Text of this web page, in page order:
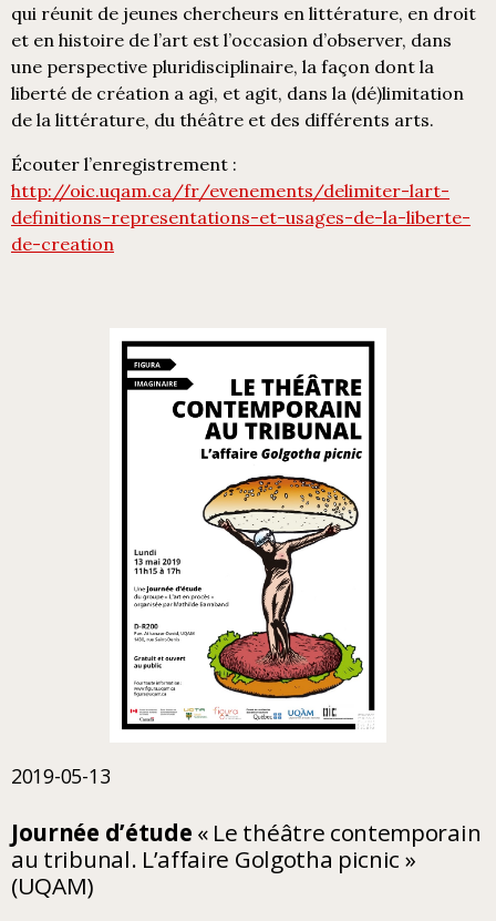
qui réunit de jeunes chercheurs en littérature, en droit
et en histoire de l’art est l’occasion d’observer, dans
une perspective pluridisciplinaire, la façon dont la
liberté de création a agi, et agit, dans la (dé)limitation
de la littérature, du théâtre et des différents arts.
Écouter l’enregistrement :
http://oic.uqam.ca/fr/evenements/delimiter-lart-
definitions-representations-et-usages-de-la-liberte-
de-creation
2019-05-13
Journée d’étude « Le théâtre contemporain
au tribunal. L’affaire Golgotha picnic »
(UQAM)